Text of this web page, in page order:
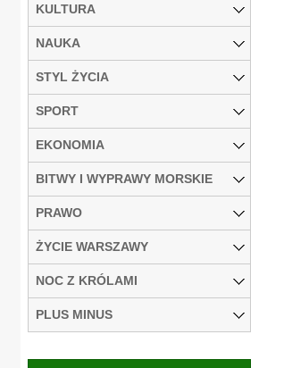
KULTURA
NAUKA
STYL ŻYCIA
SPORT
EKONOMIA
BITWY I WYPRAWY MORSKIE
PRAWO
ŻYCIE WARSZAWY
NOC Z KRÓLAMI
PLUS MINUS